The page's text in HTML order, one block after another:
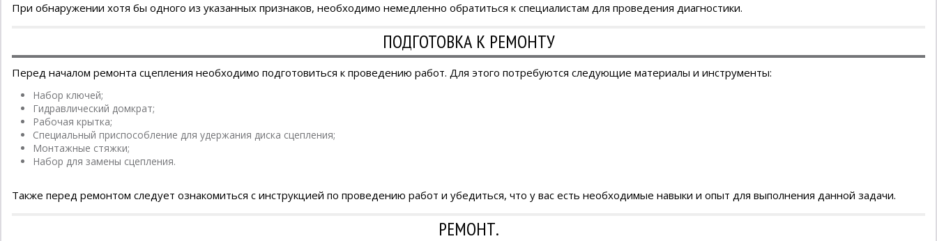
При обнаружении хотя бы одного из указанных признаков, необходимо немедленно обратиться к специалистам для проведения диагностики.
ПОДГОТОВКА К РЕМОНТУ
Перед началом ремонта сцепления необходимо подготовиться к проведению работ. Для этого потребуются следующие материалы и инструменты:
Набор ключей;
Гидравлический домкрат;
Рабочая крытка;
Специальный приспособление для удержания диска сцепления;
Монтажные стяжки;
Набор для замены сцепления.
Также перед ремонтом следует ознакомиться с инструкцией по проведению работ и убедиться, что у вас есть необходимые навыки и опыт для выполнения данной задачи.
РЕМОНТ.